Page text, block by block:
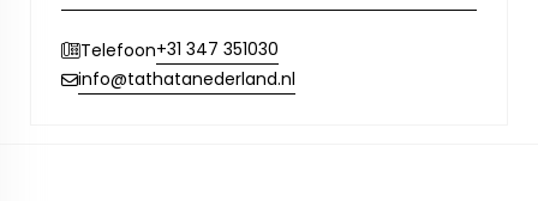
Telefoon+31 347 351030
info@tathatanederland.nl